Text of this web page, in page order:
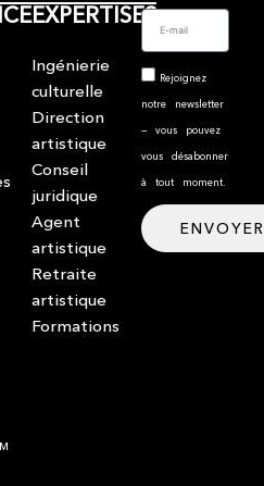
EXPERTISES
Ingénierie
culturelle
Direction
artistique
Conseil
juridique
Agent
artistique
Retraite
artistique
Formations
Rejoignez
notre newsletter
— vous pouvez
vous désabonner
à tout moment.
ENVOYER